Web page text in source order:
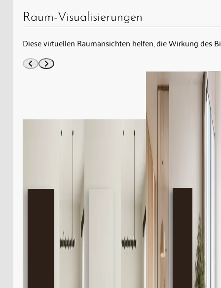
Raum-Visualisierungen
Diese virtuellen Raumansichten helfen, die Wirkung des